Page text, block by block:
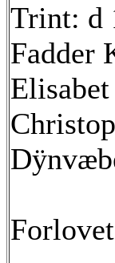
Trint: d
Fadder